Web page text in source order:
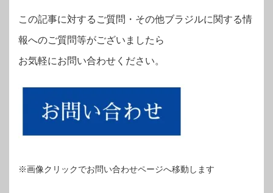
この記事に対するご質問・その他ブラジルに関する情
報へのご質問等がございましたら
お気軽にお問い合わせください。
※画像クリックでお問い合わせページへ移動します